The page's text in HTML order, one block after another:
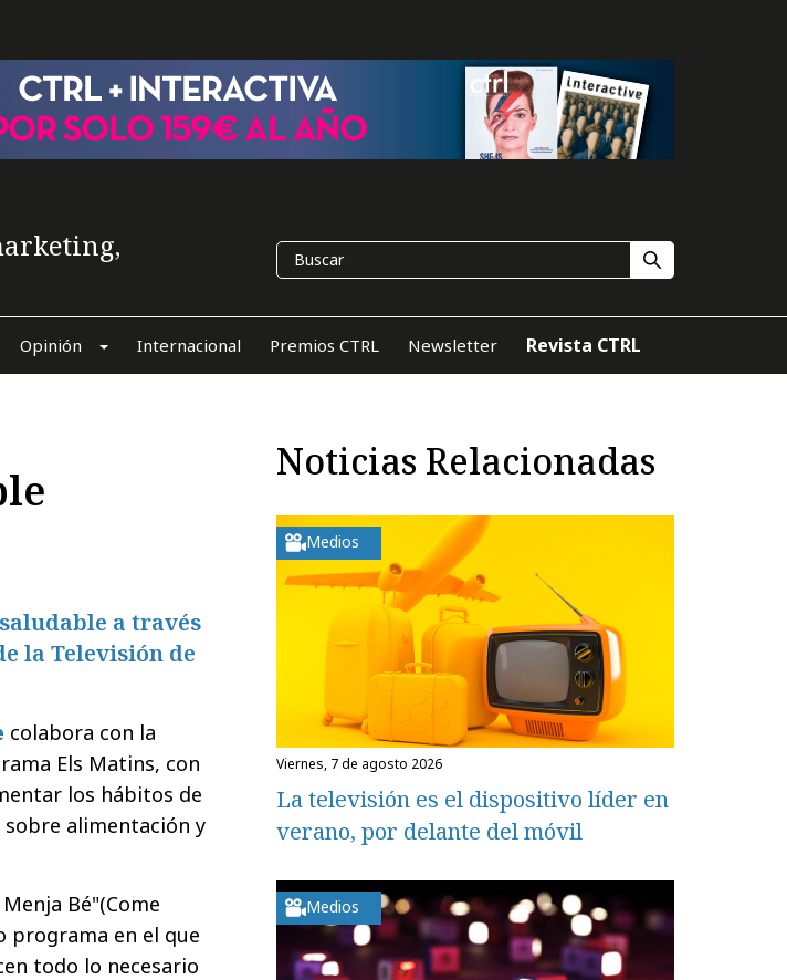
Opinión Internacional Premios CTRL Newsletter Revista CTRL
a través
la Televisión de
colabora con la
Els Matins, con
los hábitos de
alimentación y
Bé"(Come
programa en el que
todo lo necesario
Noticias Relacionadas
Medios
viernes, 7 de agosto 2026
La televisión es el dispositivo líder en
verano, por delante del móvil
Medios